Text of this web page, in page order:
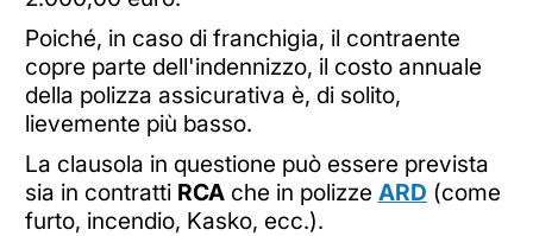
Poiché, in caso di franchigia, il contraente
copre parte dell'indennizzo, il costo annuale
della polizza assicurativa è, di solito,
lievemente più basso.
La clausola in questione può essere prevista
sia in contratti RCAche in polizze ARD (come
furto, incendio, Kasko, ecc.).